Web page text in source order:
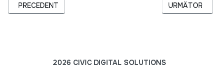
ARTICOL PRECEDENT: 20 DE CANDIDAȚI LA PREMIUL
PRECEDENT ARTICOLUL
URMĂTOR
2026 CIVIC DIGITAL SOLUTIONS